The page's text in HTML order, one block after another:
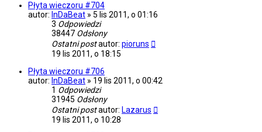
Płyta wieczoru #704
autor: InDaBeat » 5 lis 2011, o 01:16
3 Odpowiedzi
38447 Odsłony
Ostatni postautor: pioruns
19 lis 2011, o 18:15
Płyta wieczoru #706
autor: InDaBeat » 19 lis 2011, o 00:42
1 Odpowiedzi
31945 Odsłony
Ostatni postautor: Lazarus
19 lis 2011, o 10:28